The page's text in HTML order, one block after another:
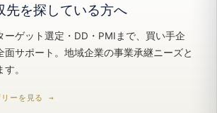
先を探している方へ
ーゲット選定・DD・PMIまで、買い手企
面サポート。地域企業の事業承継ニーズと
。
リーを見る →